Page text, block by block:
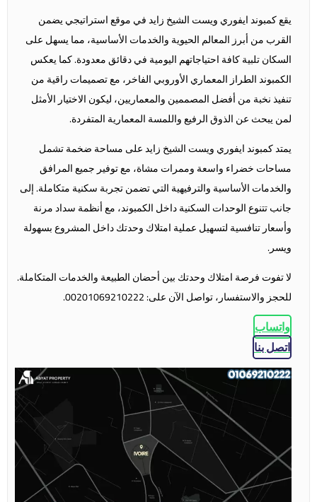
يقع كمبوندايفوري ويست الشيخ زايدفي موقع استراتيجي يضمن
القرب من أبرز المعالم الحيوية والخدمات الأساسية، مما يسهل على
السكان تلبية كافة احتياجاتهم اليومية في دقائق معدودة. كما يعكس
الكمبوند الطراز المعماري الأوروبي الفاخر، مع تصميمات راقية من
تنفيذ نخبة من أفضل المصممين والمعماريين، ليكون الاختيار الأمثل
لمن يبحث عن الذوق الرفيع واللمسة المعمارية المتفردة.
يمتدكمبوند ايفوري ويست الشيخ زايدعلى مساحة ضخمة تشمل
مساحات خضراء واسعة وممرات مشاة، مع توفير جميع المرافق
والخدمات الأساسية والترفيهية التي تضمن تجربة سكنية متكاملة. إلى
جانب تتنوع الوحدات السكنية داخل الكمبوند، مع أنظمة سداد مرنة
وأسعار تنافسية لتسهيل عملية امتلاك وحدتك داخل المشروع بسهولة
ويسر.
لا تفوت فرصة امتلاك وحدتك بين أحضان الطبيعة والخدمات المتكاملة.
للحجز والاستفسار، تواصل الآن على: 00201069210222.
واتساب
اتصل بنا